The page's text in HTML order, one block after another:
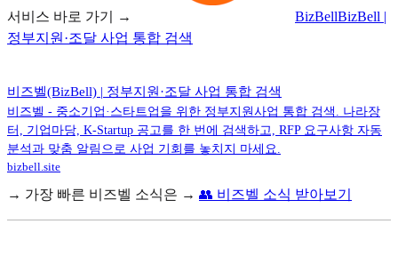
서비스 바로 가기 → BizBellBizBell |
정부지원·조달 사업 통합 검색
비즈벨(BizBell) | 정부지원·조달 사업 통합 검색
비즈벨 - 중소기업·스타트업을 위한 정부지원사업 통합 검색. 나라장
터, 기업마당, K-Startup 공고를 한 번에 검색하고, RFP 요구사항 자동
분석과 맞춤 알림으로 사업 기회를 놓치지 마세요.
bizbell.site
→ 가장 빠른 비즈벨 소식은 → 👥 비즈벨 소식 받아보기